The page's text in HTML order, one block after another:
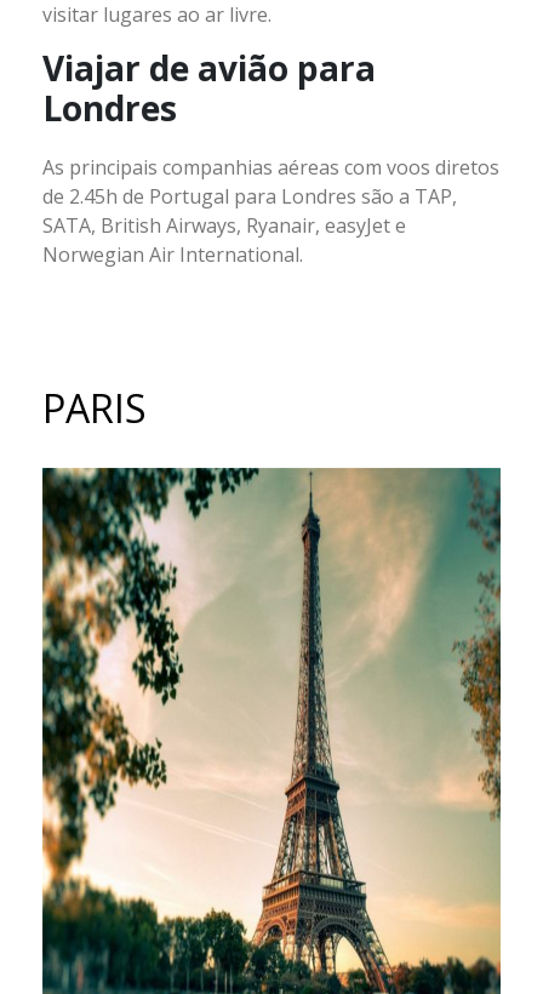
visitar lugares ao ar livre.
Viajar de avião para
Londres
As principais companhias aéreas com voos diretos
de 2.45h de Portugal para Londres são a TAP,
SATA, British Airways, Ryanair, easyJet e
Norwegian Air International.
PARIS